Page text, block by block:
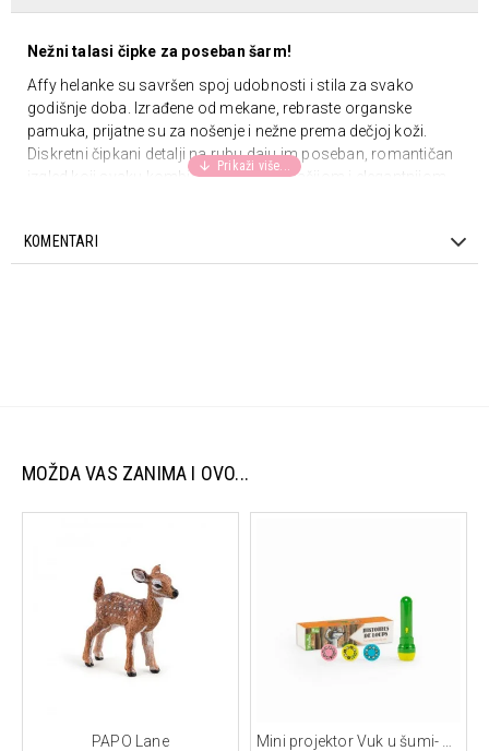
Nežni talasi čipke za poseban šarm!
Affy helanke su savršen spoj udobnosti i stila za svako
godišnje doba. Izrađene od mekane, rebraste organske
pamuka, prijatne su za nošenje i nežne prema dečjoj koži.
Diskretni čipkani detalji na rubu daju im poseban, romantičan
izgled koji svaku kombinaciju čini drugačijom i elegantnijom.
kolekcije, pa su idealan komad za igru, šetnju ili svečane
Ključne prednosti:
Savršeno uklapanje:
ostatkom kolekcije.
Održavanje:Preporučuje se mašinsko pranje na blagim
programima (prema uputstvu na etiketi). Izbegavajte
agresivna sredstva kako bi organski pamuk ostao mekan i
KOMENTARI
MOŽDA VAS ZANIMA I OVO...
PAPO Lane